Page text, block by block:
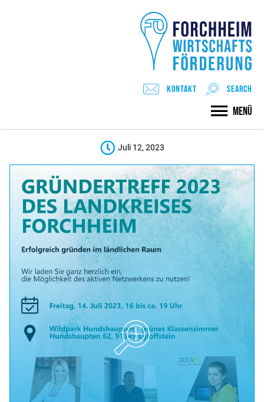
Kontakt search
Menü
GRÜNDERTREFF 2023 DES
Juli 12, 2023